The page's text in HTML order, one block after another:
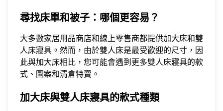
尋找床單和被子：哪個更容易？
大多數家居用品商店和線上零售商都提供加大床和雙
人床寢具。然而，由於雙人床是最受歡迎的尺寸，因
此與加大床相比，您可能會遇到更多雙人床寢具的款
式、圖案和清倉特賣。
加大床與雙人床寢具的款式種類